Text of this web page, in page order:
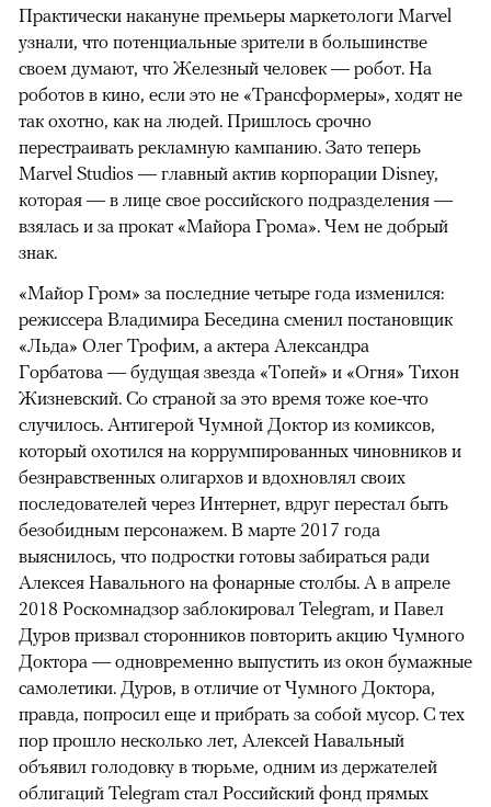
Практически накануне премьеры маркетологи Marvel
узнали, что потенциальные зрители в большинстве
своем думают, что Железный человек — робот. На
роботов в кино, если это не «Трансформеры», ходят не
так охотно, как на людей. Пришлось срочно
перестраивать рекламную кампанию. Зато теперь
Marvel Studios — главный актив корпорации Disney,
которая — в лице свое российского подразделения —
взялась и за прокат «Майора Грома». Чем не добрый
знак.
«Майор Гром» за последние четыре года изменился:
режиссера Владимира Беседина сменил постановщик
«Льда» Олег Трофим, а актера Александра
Горбатова — будущая звезда «Топей» и «Огня» Тихон
Жизневский. Со страной за это время тоже кое-что
случилось. Антигерой Чумной Доктор из комиксов,
который охотился на коррумпированных чиновников и
безнравственных олигархов и вдохновлял своих
последователей через Интернет, вдруг перестал быть
безобидным персонажем. В марте 2017 года
выяснилось, что подростки готовы забираться ради
Алексея Навального на фонарные столбы. А в апреле
2018 Роскомнадзор заблокировал Telegram, и Павел
Дуров призвал сторонников повторить акцию Чумного
Доктора — одновременно выпустить из окон бумажные
самолетики. Дуров, в отличие от Чумного Доктора,
правда, попросил еще и прибрать за собой мусор. С тех
пор прошло несколько лет, Алексей Навальный
объявил голодовку в тюрьме, одним из держателей
облигаций Telegram стал Российский фонд прямых